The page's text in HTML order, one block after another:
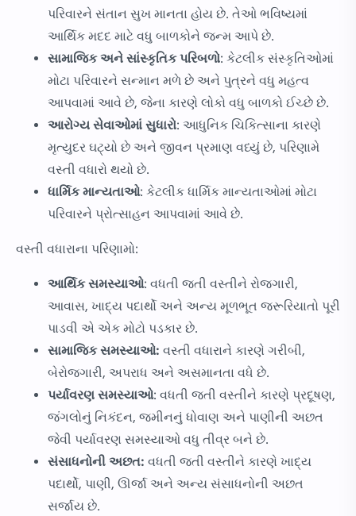
પરિવારને સંતાન સુખ માનતા હોય છે. તેઓ ભવિષ્યમાં
આર્થિક મદદ માટે વધુ બાળકોને જન્મ આપે છે.
સામાજિક અને સાંસ્કૃતિક પરિબળો: કેટલીક સંસ્કૃતિઓમાં
મોટા પરિવારને સન્માન મળે છે અને પુત્રને વધુ મહત્વ
આપવામાં આવે છે, જેના કારણે લોકો વધુ બાળકો ઈચ્છે છે.
આરોગ્ય સેવાઓમાં સુધારો: આધુનિક ચિકિત્સાના કારણે
મૃત્યુદર ઘટ્યો છે અને જીવન પ્રમાણ વધ્યું છે, પરિણામે
વસ્તી વધારો થયો છે.
ધાર્મિક માન્યતાઓ: કેટલીક ધાર્મિક માન્યતાઓમાં મોટા
પરિવારને પ્રોત્સાહન આપવામાં આવે છે.
વસ્તી વધારાના પરિણામો:
આર્થિક સમસ્યાઓ: વધતી જતી વસ્તીને રોજગારી,
આવાસ, ખાદ્ય પદાર્થો અને અન્ય મૂળભૂત જરૂરિયાતો પૂરી
પાડવી એ એક મોટો પડકાર છે.
સામાજિક સમસ્યાઓ: વસ્તી વધારાને કારણે ગરીબી,
બેરોજગારી, અપરાધ અને અસમાનતા વધે છે.
પર્યાવરણ સમસ્યાઓ: વધતી જતી વસ્તીને કારણે પ્રદૂષણ,
જંગલોનું નિકંદન, જમીનનું ધોવાણ અને પાણીની અછત
જેવી પર્યાવરણ સમસ્યાઓ વધુ તીવ્ર બને છે.
સંસાધનોની અછત: વધતી જતી વસ્તીને કારણે ખાદ્ય
પદાર્થો, પાણી, ઊર્જા અને અન્ય સંસાધનોની અછત
સર્જાય છે.